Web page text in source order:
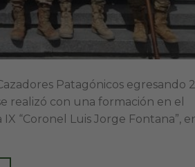
Patagónicos egresando
realizó con una formación en el
“Coronel Luis Jorge Fontana”,